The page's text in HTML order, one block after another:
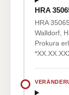
HRA
HRA
Walldorf,
Prokura